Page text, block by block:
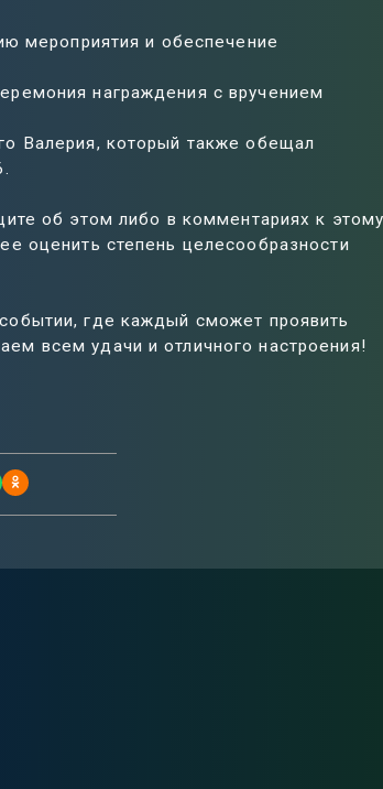
мероприятия и обеспечение
награждения с вручением
Валерия, который также обещал
об этом либо в комментариях к этому
оценить степень целесообразности
где каждый сможет проявить
всем удачи и отличного настроения!